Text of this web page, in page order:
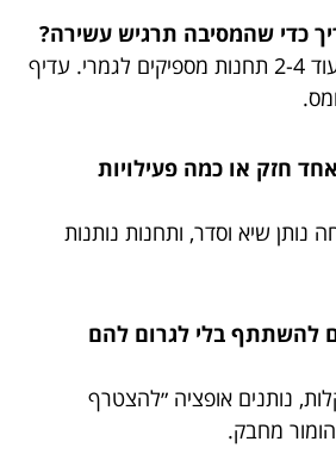
כדי שהמסיבה תרגיש עשירה?
לרוב 1 מופע מרכזי ועוד 2-4 תחנות מספיקים לגמרי. עדיף
חזק או כמה פעילויות
נותן שיא וסדר, ותחנות נותנות
להשתתף בלי לגרום להם
נותנים אופציה ״להצטרף
מחבק.